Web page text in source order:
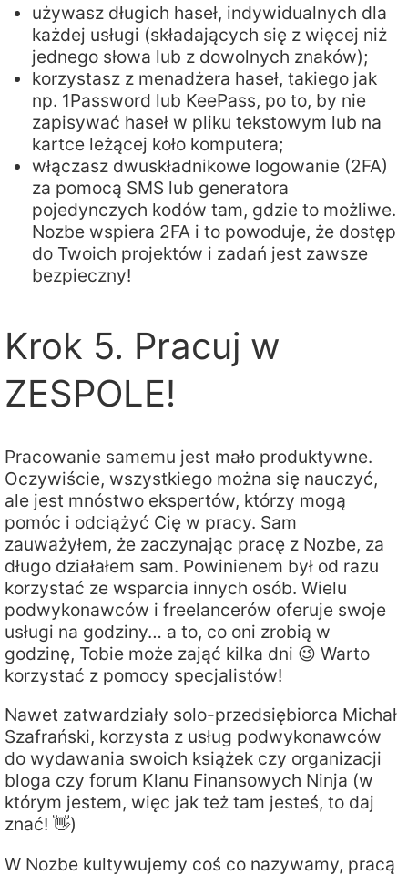
używasz długich haseł, indywidualnych dla
każdej usługi (składających się z więcej niż
jednego słowa lub z dowolnych znaków);
korzystasz z menadżera haseł, takiego jak
np. 1Password lub KeePass, po to, by nie
zapisywać haseł w pliku tekstowym lub na
kartce leżącej koło komputera;
włączasz dwuskładnikowe logowanie (2FA)
za pomocą SMS lub generatora
pojedynczych kodów tam, gdzie to możliwe.
Nozbe wspiera 2FA i to powoduje, że dostęp
do Twoich projektów i zadań jest zawsze
bezpieczny!
Krok 5. Pracuj w
ZESPOLE!
Pracowanie samemu jest mało produktywne.
Oczywiście, wszystkiego można się nauczyć,
ale jest mnóstwo ekspertów, którzy mogą
pomóc i odciążyć Cię w pracy. Sam
zauważyłem, że zaczynając pracę z Nozbe, za
długo działałem sam. Powinienem był od razu
korzystać ze wsparcia innych osób. Wielu
podwykonawców i freelancerów oferuje swoje
usługi na godziny… a to, co oni zrobią w
godzinę, Tobie może zająć kilka dni 😉 Warto
korzystać z pomocy specjalistów!
Nawet zatwardziały solo-przedsiębiorca Michał
Szafrański, korzysta z usług podwykonawców
do wydawania swoich książek czy organizacji
bloga czy forum Klanu Finansowych Ninja (w
którym jestem, więc jak też tam jesteś, to daj
znać! 👋)
W Nozbe kultywujemy coś co nazywamy, pracą